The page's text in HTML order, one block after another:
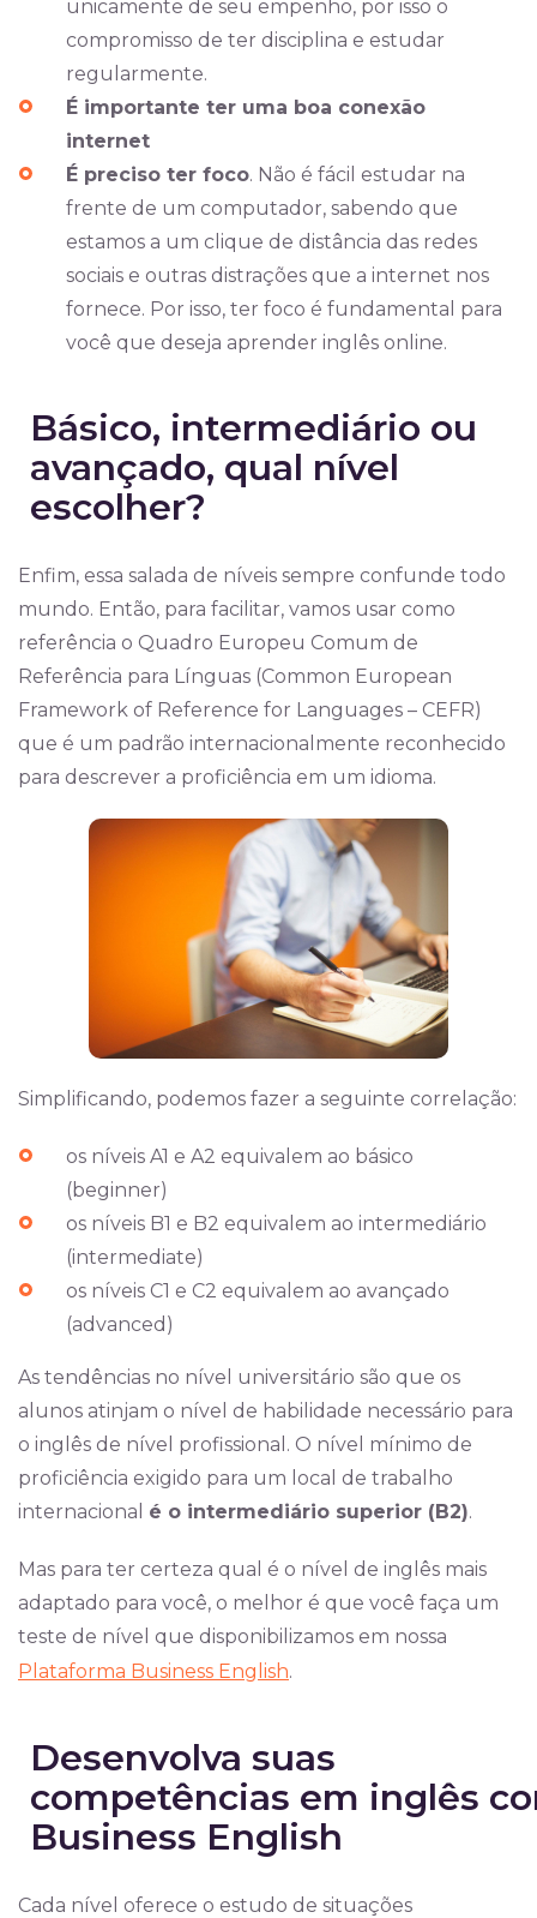
unicamente de seu empenho, por isso o
compromisso de ter disciplina e estudar
regularmente.
É importante ter uma boa conexão
internet
É preciso ter foco. Não é fácil estudar na
frente de um computador, sabendo que
estamos a um clique de distância das redes
sociais e outras distrações que a internet nos
fornece. Por isso, ter foco é fundamental para
você que deseja aprender inglês online.
Básico, intermediário ou
avançado, qual nível
escolher?
Enfim, essa salada de níveis sempre confunde todo
mundo. Então, para facilitar, vamos usar como
referência o Quadro Europeu Comum de
Referência para Línguas (Common European
Framework of Reference for Languages – CEFR)
que é um padrão internacionalmente reconhecido
para descrever a proficiência em um idioma.
Simplificando, podemos fazer a seguinte correlação:
os níveis A1 e A2 equivalem ao básico
(beginner)
os níveis B1 e B2 equivalem ao intermediário
(intermediate)
os níveis C1 e C2 equivalem ao avançado
(advanced)
As tendências no nível universitário são que os
alunos atinjam o nível de habilidade necessário para
o inglês de nível profissional. O nível mínimo de
proficiência exigido para um local de trabalho
internacional é o intermediário superior (B2).
Mas para ter certeza qual é o nível de inglês mais
adaptado para você, o melhor é que você faça um
teste de nível que disponibilizamos em nossa
Plataforma Business English.
Desenvolva suas
competências em inglês
Business English
Cada nível oferece o estudo de situações